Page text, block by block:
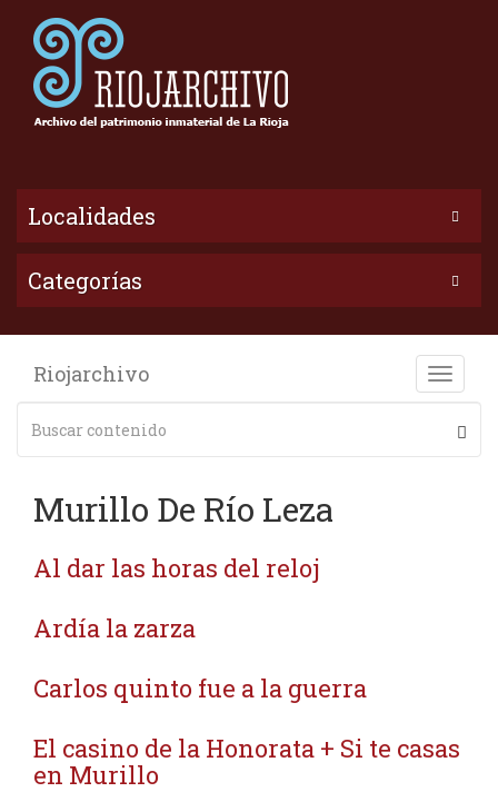
Localidades
Categorías
Toggle
Riojarchivo
Murillo De Río Leza
Al dar las horas del reloj
Ardía la zarza
Carlos quinto fue a la guerra
El casino de la Honorata + Si te casas
en Murillo